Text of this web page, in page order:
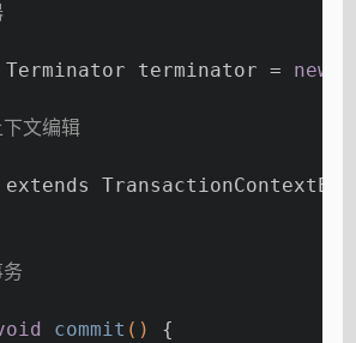
Terminator terminator = new
文编辑
commit ()
{